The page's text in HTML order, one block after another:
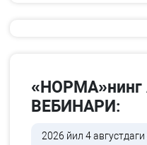
ВЕБИНАРИ:
2026 йил 4 августдаги